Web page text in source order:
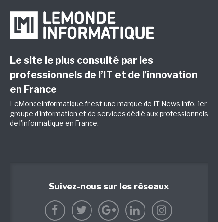
Le site le plus consulté par les
professionnels de l’IT et de l’innovation
en France
LeMondeInformatique.fr est une marque de IT News Info, 1er
groupe d'information et de services dédié aux professionnels
de l'informatique en France.
Suivez-nous sur les réseaux